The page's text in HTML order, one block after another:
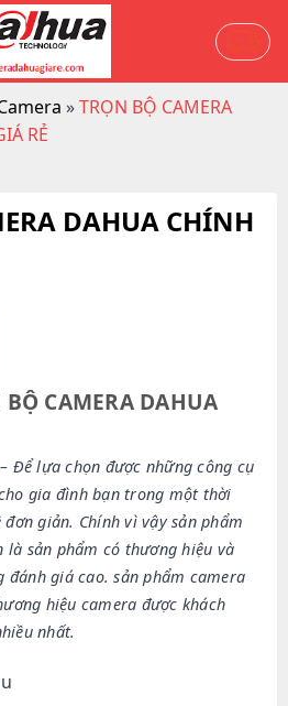
»TRỌN BỘ CAMERA
RẺ
DAHUA CHÍNH
CAMERA DAHUA
Để lựa chọn được những công cụ
gia đình bạn trong một thời
giản. Chính vì vậy sản phẩm
là sản phẩm có thương hiệu và
đánh giá cao. sản phẩm camera
hiệu camera được khách
nhất.